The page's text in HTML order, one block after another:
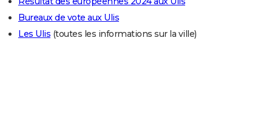
Art de vivre
Bien-être
Loisirs
Mode
Modes de vie
Bureaux de vote aux Ulis
Les Ulis (toutes les informations sur la ville)